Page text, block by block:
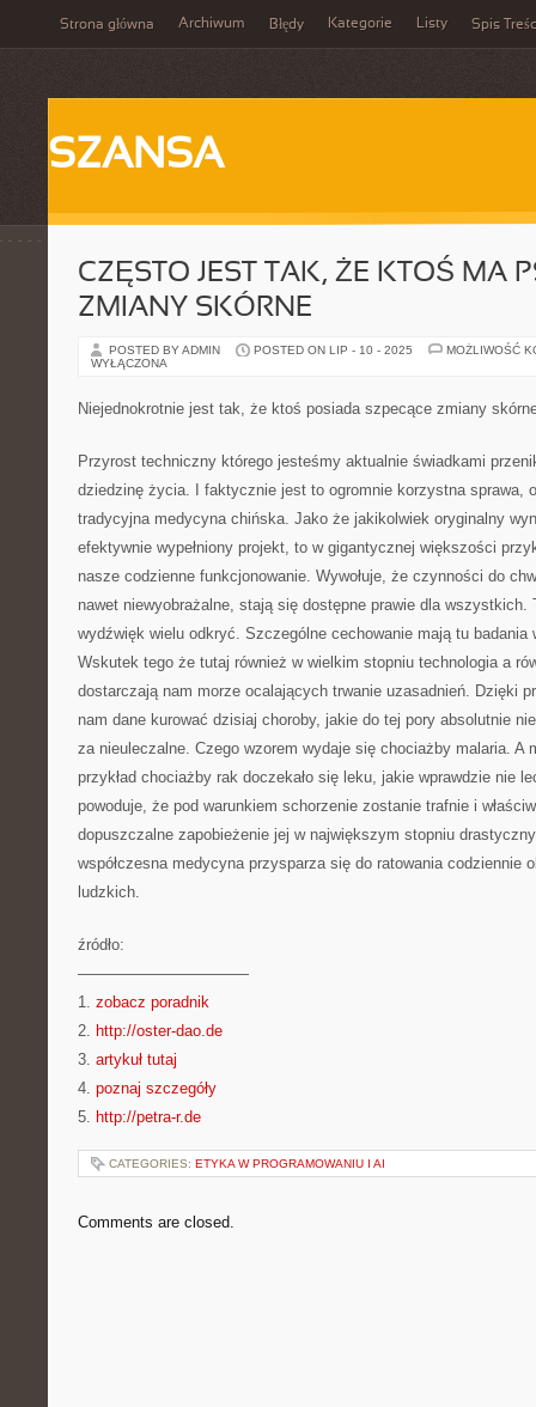
Strona główna Archiwum Błędy Kategorie Listy Spis
SZANSA
CZĘSTO JEST TAK, ŻE KTOŚ MA
ZMIANY SKÓRNE
POSTED BY ADMIN POSTED ON LIP - 10 - 2025
MOŻLIWOŚĆ
WYŁĄCZONA
Niejednokrotnie jest tak, że ktoś posiada szpecące zmiany
Przyrost techniczny którego jesteśmy aktualnie świadkami
dziedzinę życia. I faktycznie jest to ogromnie korzystna sprawa,
tradycyjna medycyna chińska. Jako że jakikolwiek oryginalny
efektywnie wypełniony projekt, to w gigantycznej większości
nasze codzienne funkcjonowanie. Wywołuje, że czynności do
nawet niewyobrażalne, stają się dostępne prawie dla wszystkich.
wydźwięk wielu odkryć. Szczególne cechowanie mają tu badania
Wskutek tego że tutaj również w wielkim stopniu technologia a
dostarczają nam morze ocalających trwanie uzasadnień. Dzięki
nam dane kurować dzisiaj choroby, jakie do tej pory absolutnie
za nieuleczalne. Czego wzorem wydaje się chociażby malaria. A
przykład chociażby rak doczekało się leku, jakie wprawdzie nie
powoduje, że pod warunkiem schorzenie zostanie trafnie i
dopuszczalne zapobieżenie jej w największym stopniu
współczesna medycyna przysparza się do ratowania codziennie
ludzkich.
źródło:
———————————
1. zobacz poradnik
2. http://oster-dao.de
3. artykuł tutaj
4. poznaj szczegóły
5. http://petra-r.de
CATEGORIES: ETYKA W PROGRAMOWANIU I AI
Comments are closed.